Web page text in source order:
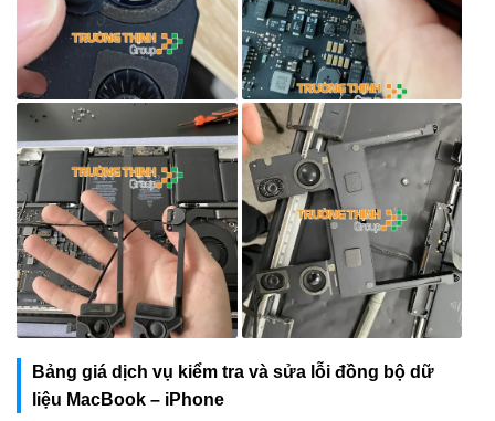
Bảng giá dịch vụ kiểm tra và sửa lỗi đồng bộ dữ
liệu MacBook – iPhone